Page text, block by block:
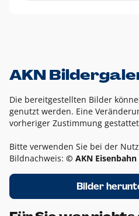
AKN
Die bereitgestellten Bilder
genutzt werden. Eine
vorheriger Zustimmung
Bitte verwenden Sie bei der
Bildnachweis: © AKN Eisenbahn
Bilder